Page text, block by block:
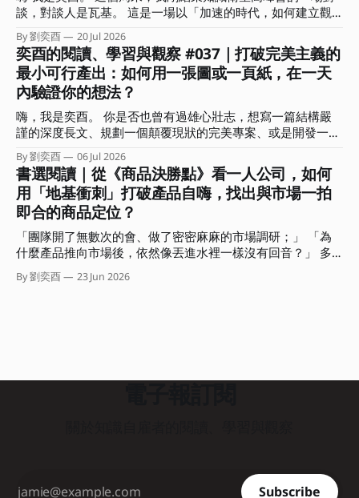
果斷傾全力下注。 這讓我聯想到，這不正是多數人在面對競
爭時最欠缺的「全局視角」嗎？ 常有人問我：奕酉，為什麼
我每天拼命生內容、趕專案，產出卻總是像消耗品一樣，價格
總是拉不起來，甚至愈做愈累？ 答案其實很簡單：你是在用
微觀的戰術勤奮，掩蓋戰略上的懶惰。 這期電子報，我想和
你聊聊什麼是全局視角？能帶來哪些具體效益？又該如何在生
活與工作上培養這種全局視角？ ．．． 擺脫低價內耗，用全
局視角架設「迷宮無人機」 你是否也有過這樣的無力感？ 沒
日沒夜都在趕報告、生內容，還要處理客戶需求，忙得不可開
交，但產出卻總是被當成消耗品，難以產生更大價值？
談，對談人是瓦基。 這是一場以「加速的時代，如何建立觀
點、用結構放大影響力」為主題的對談，在準備時我也在思
索：已經這麼多人在談 AI 的各種面向、各種應用技巧，我們
還能說些什麼？什麼又是前來參加的聽眾想要聽到的？ 「肯
定不是網路上查得到，也不會是你問 AI 會得到的內容。」 抱
持著這樣的心情，我和瓦基決定以各自扮演的角色說些自己的
深刻感受，包括創作者、學習者，還有自雇者、商業顧問的視
角來回答「加速的時代，如何建立觀點、用結構放大影響力」
這個問題。 不知道前來聆聽這場對談的你，最有印象的是哪
個部分？又有哪句話在你心中留下了一個位置？ 這期的電子
報，我想和你分享這場對談的重點摘要，還有沒說的部份。
我會聚焦在對談中我所分享的三個思考核心，希望能幫助你從
「時間輸出」的勞務中解放，拿回人生的主導權。 ．．． 集
體加速、各自焦慮：你是在前進，還是有效率地迷路？ 「兩
位認為 AI 時代最常見的盲點有哪些？」 在對談中的這道問題
很有意思。
By 劉奕酉 20 Jul 2026
奕酉的閱讀、學習與觀察 #037｜打破完美主義的
最小可行產出：如何用一張圖或一頁紙，在一天
內驗證你的想法？
嗨，我是奕酉。 你是否也曾有過雄心壯志，想寫一篇結構嚴
謹的深度長文、規劃一個顛覆現狀的完美專案、或是開發一堂
系統化的線上課程？結果在行事曆上拖了三週，每次打開工作
視窗或 筆記軟體，看著空白的螢幕，最後又默默把它關掉。
我們常常誤以為，要等到「準備周全、想得完美」了才能開始
交付，卻不知在瘋狂快進的變動時代，思考是內顯的、只有行
動產出是外顯的。 那些卡在腦中、沒有轉化為產出的完美想
法，對市場或職場而言都是不可見的，並不會產生任何價值。
而這種高思考、低產出的盲點，正是阻礙我們建立個人品牌與
專業影響力的大魔王。 這期電子報我想與你聊聊，如何利用
商業上的「最小可行產品」（Minimum Viable Product，
By 劉奕酉 06 Jul 2026
書選閱讀｜從《商品決勝點》看一人公司，如何
用「地基衝刺」打破產品自嗨，找出與市場一拍
即合的商品定位？
「團隊開了無數次的會、做了密密麻麻的市場調研；」 「為
什麼產品推向市場後，依然像丟進水裡一樣沒有回音？」 多
數人遇到這種困境，直覺會怪罪執行力不足或計畫不夠完美。
但有沒有可能我們從一開始，就精準地朝著錯誤的方向狂奔？
無法解決問題，反而容易引發「群體思維」與高階主管個人偏
的經驗，以及十多年來輔導超過三百個團隊的創投實務，共同
研發出一套能在兩天內（十小時）
By 劉奕酉 23 Jun 2026
Subscribe